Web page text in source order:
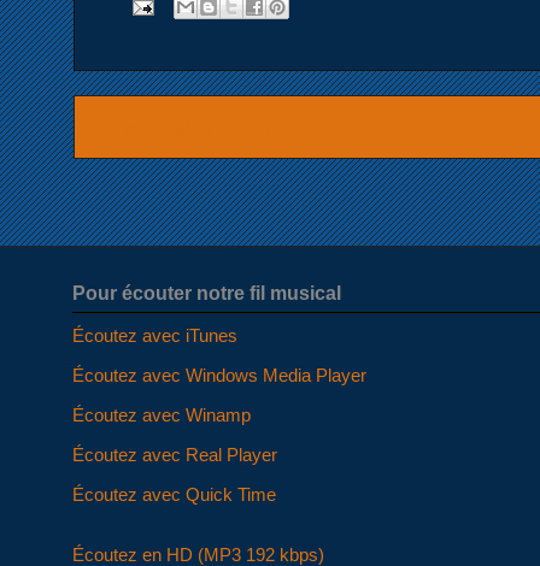
Pour écouter notre fil musical
Écoutez avec iTunes
Écoutez avec Windows Media Player
Écoutez avec Winamp
Écoutez avec Real Player
Écoutez avec Quick Time
Écoutez en HD (MP3 192 kbps)